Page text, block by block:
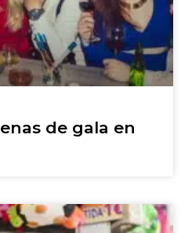
de gala en